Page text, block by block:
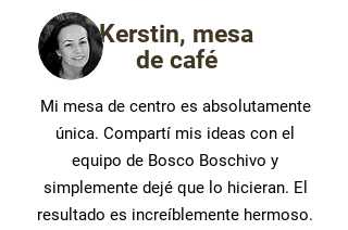
Kerstin, mesa
de café
Mi mesa de centro es absolutamente
única. Compartí mis ideas con el
equipo de Bosco Boschivo y
simplemente dejé que lo hicieran. El
resultado es increíblemente hermoso.